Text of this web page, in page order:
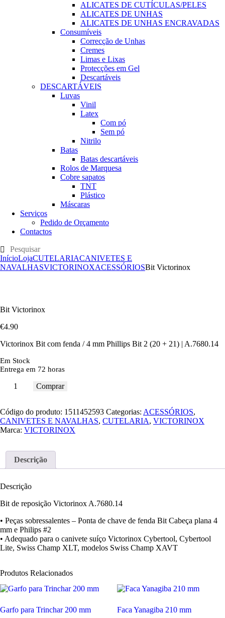
ALICATES DE CUTÍCULAS/PELES
ALICATES DE UNHAS
ALICATES DE UNHAS ENCRAVADAS
Consumíveis
Correcção de Unhas
Cremes
Limas e Lixas
Protecções em Gel
Descartáveis
DESCARTÁVEIS
Luvas
Vinil
Latex
Com pó
Sem pó
Nitrilo
Batas
Batas descartáveis
Rolos de Marquesa
Cobre sapatos
TNT
Plástico
Máscaras
Serviços
Pedido de Orçamento
Contactos
InícioLojaCUTELARIACANIVETES E
NAVALHASVICTORINOXACESSÓRIOSBit Victorinox
Bit Victorinox
€4.90
Victorinox Bit com fenda / 4 mm Phillips Bit 2 (20 + 21) | A.7680.14
Em Stock
Entrega em 72 horas
Comprar
Código do produto: 1511452593 Categorias: ACESSÓRIOS,
CANIVETES E NAVALHAS, CUTELARIA, VICTORINOX
Marca: VICTORINOX
Descrição
Descrição
Bit de reposição Victorinox A.7680.14
• Peças sobressalentes – Ponta de chave de fenda Bit Cabeça plana 4
mm e Philips #2
• Adequado para o canivete suíço Victorinox Cybertool, Cybertool
Lite, Swiss Champ XLT, modelos Swiss Champ XAVT
Produtos Relacionados
Garfo para Trinchar 200 mm Faca Yanagiba 210 mm